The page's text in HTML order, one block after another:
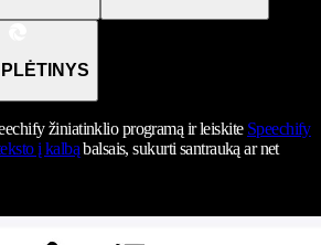
žiniatinklio programą ir leiskite Speechify
į kalbąbalsais, sukurti santrauką ar net